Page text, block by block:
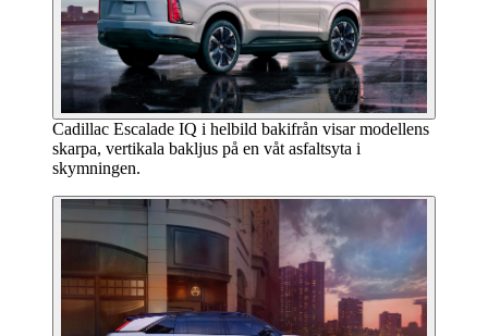
Cadillac Escalade IQ i helbild bakifrån visar modellens
skarpa, vertikala bakljus på en våt asfaltsyta i
skymningen.